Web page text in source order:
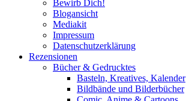
Bewirb Dich!
Blogansicht
Mediakit
Impressum
Datenschutzerklärung
Rezensionen
Bücher & Gedrucktes
Basteln, Kreatives, Kalender
Bildbände und Bilderbücher